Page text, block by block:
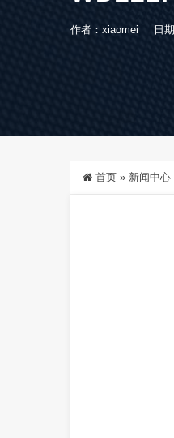
作者：xiaomei 日
首页 » 新闻中心